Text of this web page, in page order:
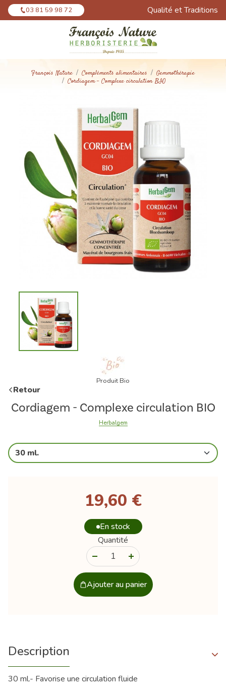
03 81 59 98 72 Qualité et Traditions
François Nature Compléments alimentaires
Gemmothérapie
Cordiagem - Complexe circulation BIO
Produit Bio
Retour
Cordiagem - Complexe circulation BIO
Herbalgem
30 ml.
19,60 €
En stock
Quantité
Ajouter au panier
Description
30 ml.- Favorise une circulation fluide
Panneau de gestion des cookies